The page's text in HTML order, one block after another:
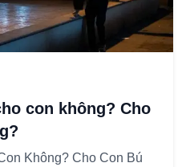
con không? Cho
Không? Cho Con Bú